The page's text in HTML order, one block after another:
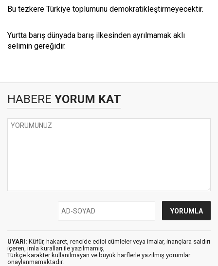
Bu tezkere Türkiye toplumunu demokratikleştirmeyecektir.
Yurtta barış dünyada barış ilkesinden ayrılmamak aklı
selimin gereğidir.
HABERE YORUM KAT
UYARI: Küfür, hakaret, rencide edici cümleler veya imalar, inançlara saldırı
içeren, imla kuralları ile yazılmamış,
Türkçe karakter kullanılmayan ve büyük harflerle yazılmış yorumlar
onaylanmamaktadır.